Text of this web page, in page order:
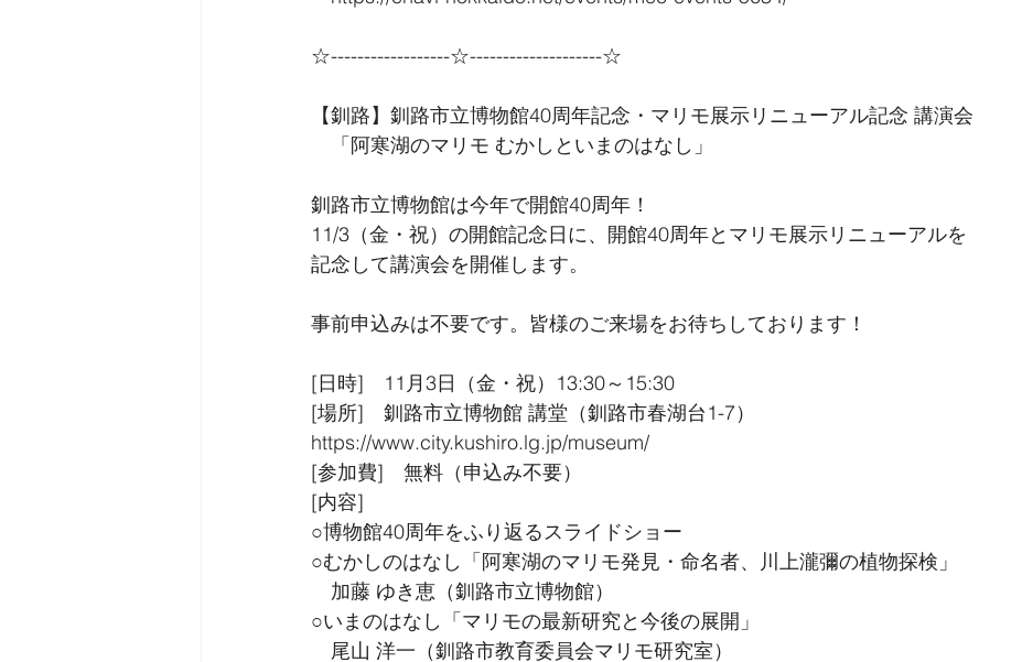
☆------------------☆--------------------☆
【釧路】釧路市立博物館40周年記念・マリモ展示リニューアル記念 講演会
「阿寒湖のマリモ むかしといまのはなし」
釧路市立博物館は今年で開館40周年！
11/3（金・祝）の開館記念日に、開館40周年とマリモ展示リニューアルを
記念して講演会を開催します。
事前申込みは不要です。皆様のご来場をお待ちしております！
[日時]　11月3日（金・祝）13:30～15:30
[場所]　釧路市立博物館 講堂（釧路市春湖台1-7）
https://www.city.kushiro.lg.jp/museum/
[参加費]　無料（申込み不要）
[内容]
○博物館40周年をふり返るスライドショー
○むかしのはなし「阿寒湖のマリモ発見・命名者、川上瀧彌の植物探検」
加藤 ゆき恵（釧路市立博物館）
○いまのはなし「マリモの最新研究と今後の展開」
尾山 洋一（釧路市教育委員会マリモ研究室）